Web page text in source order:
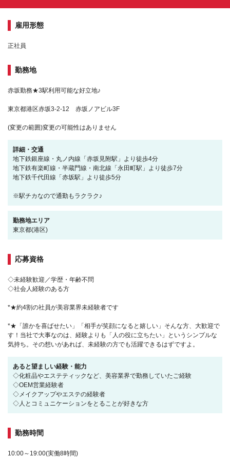
雇用形態
正社員
勤務地
赤坂勤務★3駅利用可能な好立地♪
東京都港区赤坂3-2-12 赤坂ノアビル3F
(変更の範囲)変更の可能性はありません
詳細・交通
地下鉄銀座線・丸ノ内線「赤坂見附駅」より徒歩4分
地下鉄有楽町線・半蔵門線・南北線「永田町駅」より徒歩7分
地下鉄千代田線「赤坂駅」より徒歩5分
※駅チカなので通勤もラクラク♪
勤務地エリア
東京都(港区)
応募資格
◇未経験歓迎／学歴・年齢不問
◇社会人経験のある方
*★約4割の社員が美容業界未経験者です
*★「誰かを喜ばせたい」「相手が笑顔になると嬉しい」そんな方、大歓迎で
す！当社で大事なのは、経験よりも「人の役に立ちたい」というシンプルな
気持ち。その想いがあれば、未経験の方でも活躍できるはずですよ。
あると望ましい経験・能力
◇化粧品やエステティックなど、美容業界で勤務していたご経験
◇OEM営業経験者
◇メイクアップやエステの経験者
◇人とコミュニケーションをとることが好きな方
勤務時間
10:00～19:00(実働8時間)